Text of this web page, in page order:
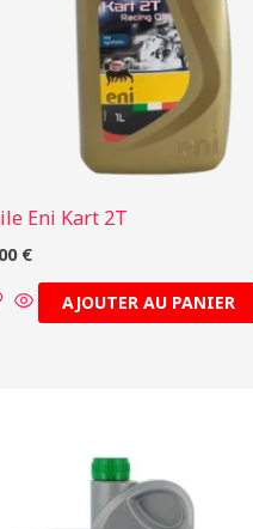
Eni Kart 2T
€
AJOUTER AU PANIER